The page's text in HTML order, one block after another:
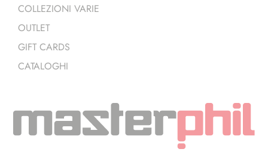
COLLEZIONI VARIE
OUTLET
GIFT CARDS
CATALOGHI